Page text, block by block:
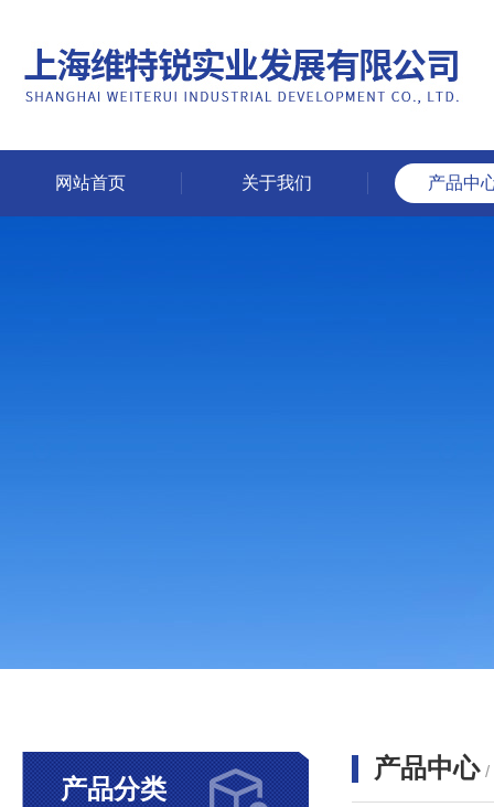
网站首页 关于我们 产品中
产品分类
产品中心 /